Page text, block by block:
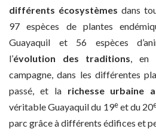
différents écosystèmes dans
97 espèces de plantes
Guayaquil et 56 espèces
l’évolution des traditions ,
campagne, dans les différentes
passé, et la richesse urbaine
véritable Guayaquil du 19eet du 20
parc grâce à différents édifices et